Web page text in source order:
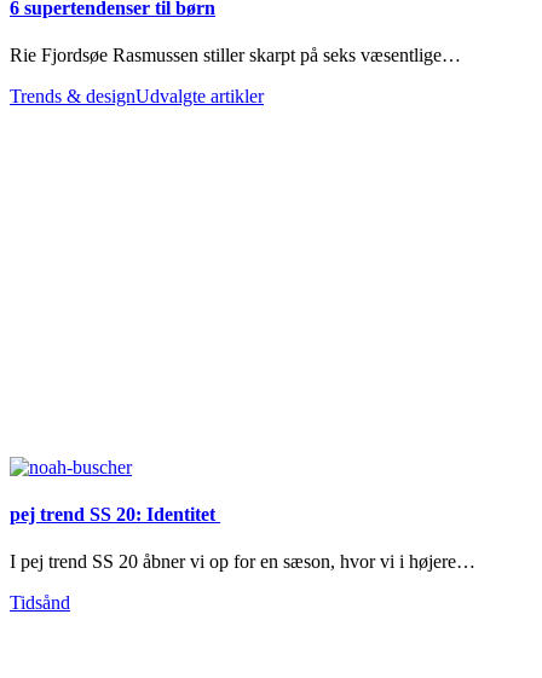
6 supertendenser til børn
Rie Fjordsøe Rasmussen stiller skarpt på seks væsentlige…
Trends & designUdvalgte artikler
pej trend SS 20: Identitet
I pej trend SS 20 åbner vi op for en sæson, hvor vi i højere…
Tidsånd